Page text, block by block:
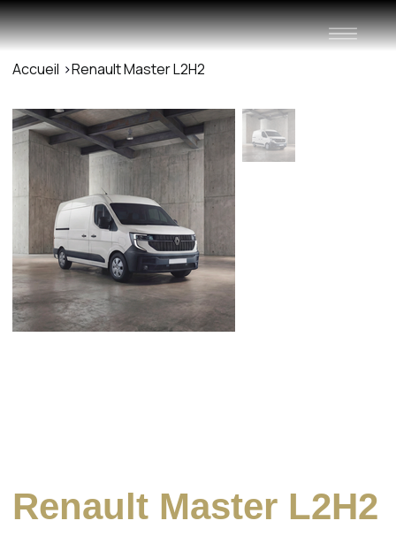
Accueil >Renault Master L2H2
Renault Master L2H2